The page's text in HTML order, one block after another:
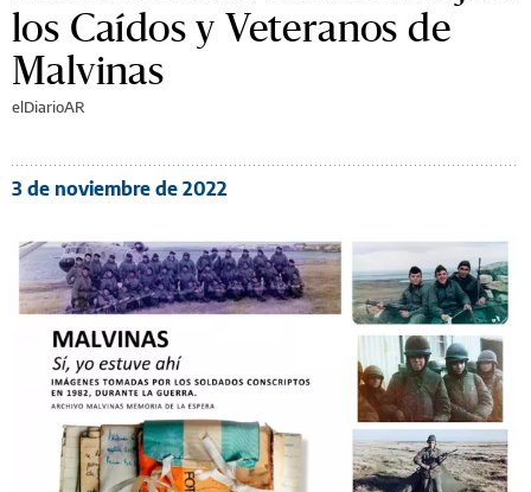
los Caídos y Veteranos de
Malvinas
elDiarioAR
3 de noviembre de 2022